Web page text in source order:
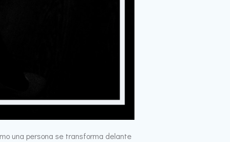
una persona se transforma delante